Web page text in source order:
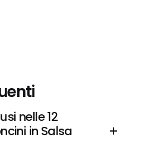
nelle 12
in Salsa